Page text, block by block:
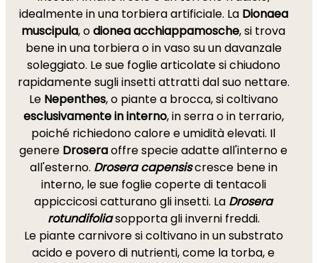
idealmente in una torbiera artificiale. La Dionaea
muscipula, odionea acchiappamosche, si trova
bene in una torbiera o in vaso su un davanzale
soleggiato. Le sue foglie articolate si chiudono
rapidamente sugli insetti attratti dal suo nettare.
Le Nepenthes, o piante a brocca, si coltivano
esclusivamente in interno, in serra o in terrario,
poiché richiedono calore e umidità elevati. Il
genere Droseraoffre specie adatte all'interno e
all'esterno. Drosera capensiscresce bene in
interno, le sue foglie coperte di tentacoli
appiccicosi catturano gli insetti. La Drosera
rotundifoliasopporta gli inverni freddi.
Le piante carnivore si coltivano in un substrato
acido e povero di nutrienti, come la torba, e